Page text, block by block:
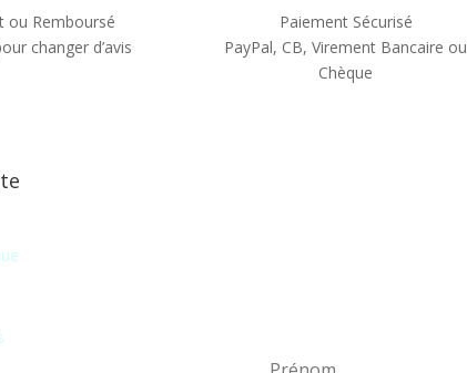
ou Remboursé
changer d’avis
Paiement Sécurisé
PayPal, CB, Virement Bancaire ou
Chèque